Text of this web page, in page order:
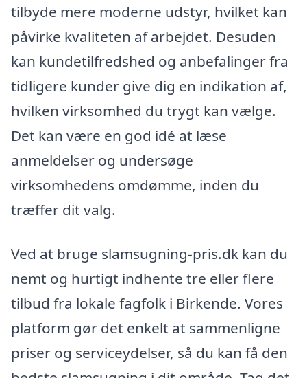
tilbyde mere moderne udstyr, hvilket kan
påvirke kvaliteten af arbejdet. Desuden
kan kundetilfredshed og anbefalinger fra
tidligere kunder give dig en indikation af,
hvilken virksomhed du trygt kan vælge.
Det kan være en god idé at læse
anmeldelser og undersøge
virksomhedens omdømme, inden du
træffer dit valg.
Ved at bruge slamsugning-pris.dk kan du
nemt og hurtigt indhente tre eller flere
tilbud fra lokale fagfolk i Birkende. Vores
platform gør det enkelt at sammenligne
priser og serviceydelser, så du kan få den